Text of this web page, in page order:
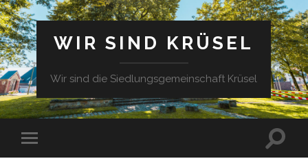
WIR SIND KRÜSEL
Wir sind die Siedlungsgemeinschaft Krüsel